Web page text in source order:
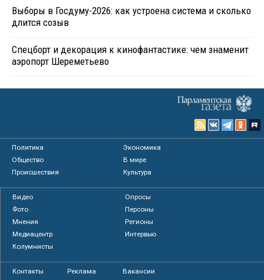
Выборы в Госдуму-2026: как устроена система и сколько
длится созыв
Спецборт и декорация к кинофантастике: чем знаменит
аэропорт Шереметьево
Политика
Экономика
Общество
В мире
Происшествия
Культура
Видео
Опросы
Фото
Персоны
Мнения
Регионы
Медиацентр
Интервью
Колумнисты
Контакты Реклама Вакансии